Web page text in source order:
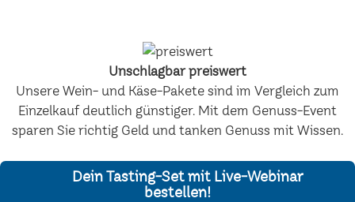
Unschlagbar preiswert
Unsere Wein- und Käse-Pakete sind im Vergleich zum
Einzelkauf deutlich günstiger. Mit dem Genuss-Event
sparen Sie richtig Geld und tanken Genuss mit Wissen.
Dein Tasting-Set mit Live-Webinar
bestellen!